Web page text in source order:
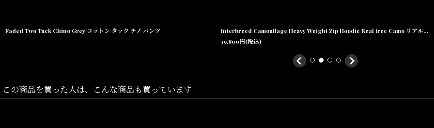
宅配便のみの配送となります。
Faded Two Tuck Chino Grey コットン タック チノ パンツ
Interbreed Camouflage Heavy Weight Zip Hoodie Real tree Camo リアルツリー カモ 迷彩 ヘビーウェイト ジップ スゥエット フーディー
19,800円(税込)
この商品を買った人は、こんな商品も買っています